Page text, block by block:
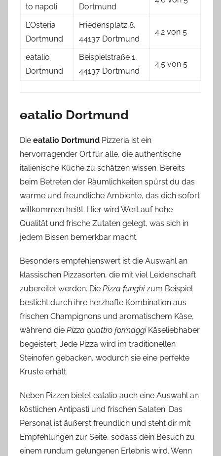
to napoli
Dortmund
L’Osteria
Dortmund
Friedensplatz 8,
44137 Dortmund
4.2 von 5
eatalio
Dortmund
Beispielstraße 1,
44137 Dortmund
4.5 von 5
eatalio Dortmund
Die eatalio Dortmund Pizzeria ist ein
hervorragender Ort für alle, die authentische
italienische Küche zu schätzen wissen. Bereits
beim Betreten der Räumlichkeiten spürst du das
warme und freundliche Ambiente, das dich sofort
willkommen heißt. Hier wird Wert auf hohe
Qualität und frische Zutaten gelegt, was sich in
jedem Bissen bemerkbar macht.
Besonders empfehlenswert ist die Auswahl an
klassischen Pizzasorten, die mit viel Leidenschaft
zubereitet werden. Die Pizza funghizum Beispiel
besticht durch ihre herzhafte Kombination aus
frischen Champignons und aromatischem Käse,
während die Pizza quattro formaggiKäseliebhaber
begeistert. Jede Pizza wird im traditionellen
Steinofen gebacken, wodurch sie eine perfekte
Kruste erhält.
Neben Pizzen bietet eatalio auch eine Auswahl an
köstlichen Antipasti und frischen Salaten. Das
Personal ist äußerst freundlich und steht dir mit
Empfehlungen zur Seite, sodass dein Besuch zu
einem rundum gelungenen Erlebnis wird. Wenn